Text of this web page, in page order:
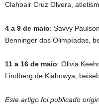
Clahoair Cruz Olvera,
4 a 9 de maio: Savvy
Benninger das Olimpíadas,
11 a 16 de maio: Olivia
Lindberg de Klahowya,
Este artigo foi publicado